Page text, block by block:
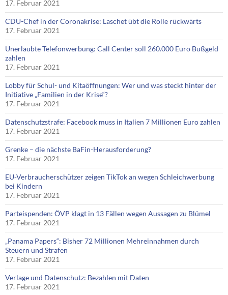
17. Februar 2021
CDU-Chef in der Coronakrise: Laschet übt die Rolle rückwärts
17. Februar 2021
Unerlaubte Telefonwerbung: Call Center soll 260.000 Euro Bußgeld
zahlen
17. Februar 2021
Lobby für Schul- und Kitaöffnungen: Wer und was steckt hinter der
Initiative „Familien in der Krise“?
17. Februar 2021
Datenschutzstrafe: Facebook muss in Italien 7 Millionen Euro zahlen
17. Februar 2021
Grenke – die nächste BaFin-Herausforderung?
17. Februar 2021
EU-Verbraucherschützer zeigen TikTok an wegen Schleichwerbung
bei Kindern
17. Februar 2021
Parteispenden: ÖVP klagt in 13 Fällen wegen Aussagen zu Blümel
17. Februar 2021
„Panama Papers“: Bisher 72 Millionen Mehreinnahmen durch
Steuern und Strafen
17. Februar 2021
Verlage und Datenschutz: Bezahlen mit Daten
17. Februar 2021